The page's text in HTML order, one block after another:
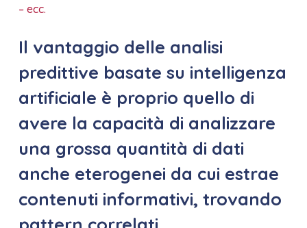
– ecc.
Il vantaggio delle analisi
predittive basate su intelligenza
artificiale è proprio quello di
avere la capacità di analizzare
una grossa quantità di dati
anche eterogenei da cui estrae
contenuti informativi, trovando